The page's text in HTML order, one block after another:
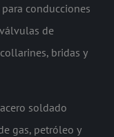
conducciones
de
bridas y
soldado
gas, petróleo y